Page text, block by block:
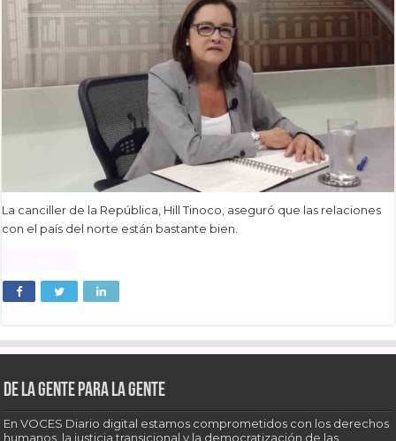
La canciller de la República, Hill Tinoco, aseguró que las relaciones
con el país del norte están bastante bien.
De la gente para la gente
En VOCES Diario digital estamos comprometidos con los derechos
humanos, la justicia transicional y la democratización de las